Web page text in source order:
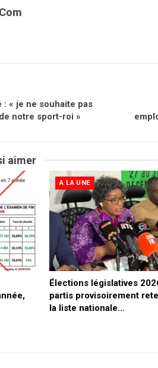
« je ne souhaite pas
notre sport-roi »
aimer
A LA UNE
Élections législatives
partis provisoirement
la liste nationale…